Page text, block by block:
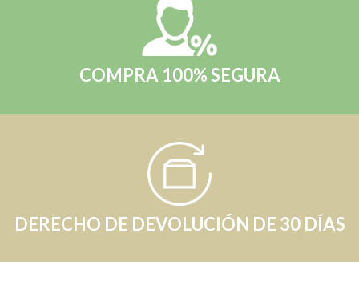
COMPRA 100% SEGURA
DERECHO DE DEVOLUCIÓN DE 30 DÍAS